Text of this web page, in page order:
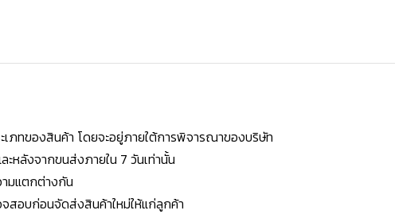
ภทของสินค้า โดยจะอยู่ภายใต้การพิจารณาของบริษัท
หลังจากขนส่งภายใน 7 วันเท่านั้น
ามแตกต่างกัน
สอบก่อนจัดส่งสินค้าใหม่ให้แก่ลูกค้า